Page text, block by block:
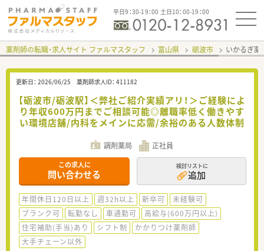
平日9：30-19：00 土日10：00-19：00
薬剤師の転職・求人サイト ファルマスタッフ 富山県 砺波市 いかるぎ薬
更新日： 2026/06/25 薬剤師求人ID： 411182
【砺波市/砺波駅】＜弊社ご紹介実績アリ！＞ご経験によ
り年収600万円までご相談可能◎離職率低く働きやす
い環境店舗/内科をメインに応需/余裕のある人数体制
調剤薬局 正社員
この求人に
問い合わせる
検討リストに
追加
年間休日120日以上 週32h以上 新卒可
未経験可
ブランク可
転勤なし 車通勤可
高給与(600万円以上)
住宅補助(手当)あり
シフト制
かかりつけ薬剤師
大手チェーン以外